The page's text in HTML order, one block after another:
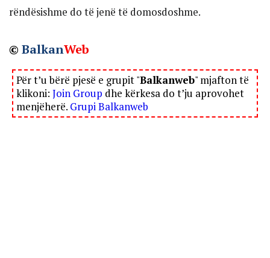
rëndësishme do të jenë të domosdoshme.
© BalkanWeb
Për t’u bërë pjesë e grupit "Balkanweb" mjafton të
klikoni: Join Group dhe kërkesa do t’ju aprovohet
menjëherë. Grupi Balkanweb